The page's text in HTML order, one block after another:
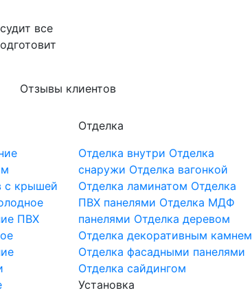
все
Отзывы клиентов
с крышей
ПВХ
Отделка
Отделка внутри Отделка
снаружи Отделка вагонкой
Отделка ламинатом Отделка
ПВХ панелями Отделка МДФ
панелями Отделка деревом
Отделка декоративным камнем
Отделка фасадными панелями
Отделка сайдингом
Установка